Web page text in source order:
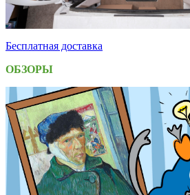
Бесплатная доставка
ОБЗОРЫ